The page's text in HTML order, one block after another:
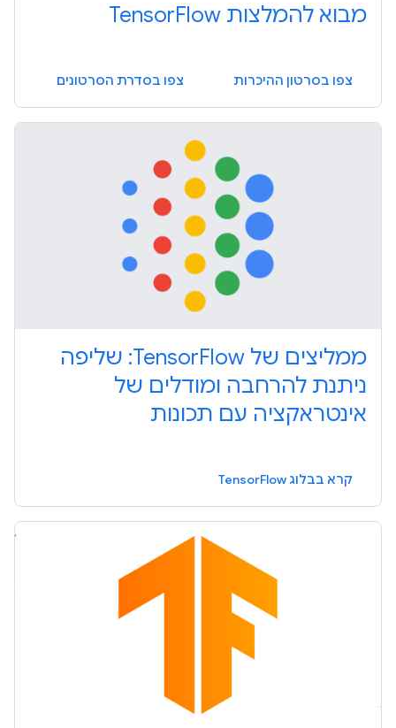
מבוא להמלצות TensorFlow
צפו בסרטון ההיכרות צפו בסדרת הסרטונים
ממליצים של TensorFlow: שליפה
ניתנת להרחבה ומודלים של
אינטראקציה עם תכונות
קרא בבלוג TensorFlow